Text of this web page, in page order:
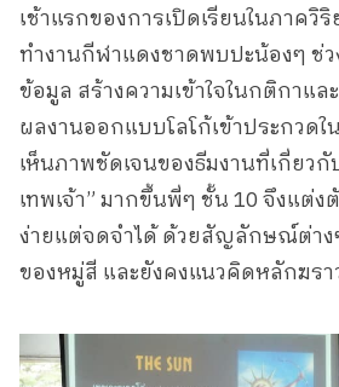
เช้าแรกของการเปิดเรียนในภาควิ
ทำงานกีฬาแดงชาดพบปะน้องๆ ช่ว
ข้อมูล สร้างความเข้าใจในกติกาแ
ผลงานออกแบบโลโก้เข้าประกวดใ
เห็นภาพชัดเจนของธีมงานที่เกี่ยวกั
เทพเจ้า” มากขึ้นพี่ๆ ชั้น 10 จึงแต่
ง่ายแต่จดจำได้ ด้วยสัญลักษณ์ต่า
ของหมู่สี และยังคงแนวคิดหลักฆรา